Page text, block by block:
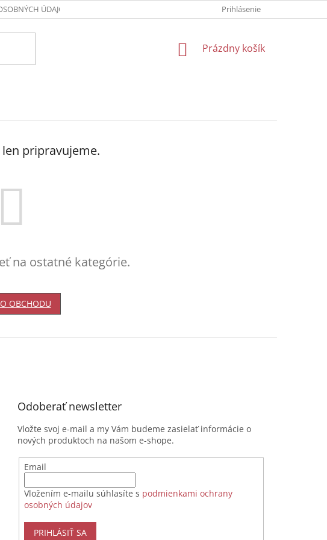
ÚDAJOV Prihlásenie
NÁKUPNÝ
Prázdny košík
pripravujeme.
na ostatné kategórie.
OBCHODU
Odoberať newsletter
Vložte svoj e-mail a my Vám budeme zasielať informácie o
nových produktoch na našom e-shope.
Email
Vložením e-mailu súhlasíte s podmienkami ochrany
osobných údajov
PRIHLÁSIŤ SA